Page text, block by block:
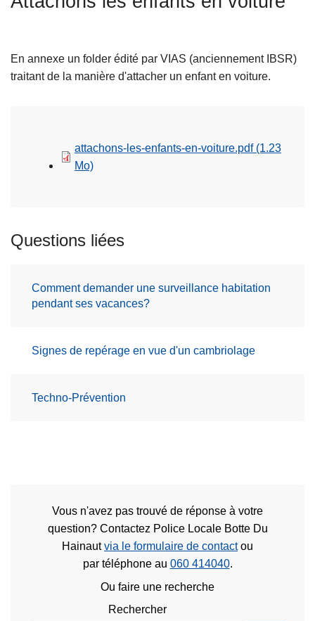
En annexe un folder édité par VIAS (anciennement IBSR)
traitant de la manière d'attacher un enfant en voiture.
attachons-les-enfants-en-voiture.pdf (1.23
Mo)
Questions liées
Comment demander une surveillance habitation
pendant ses vacances?
Signes de repérage en vue d'un cambriolage
Techno-Prévention
Vous n'avez pas trouvé de réponse à votre
question? Contactez Police Locale Botte Du
Hainautvia le formulaire de contactou
par téléphone au 060 414040.
Ou faire une recherche
Rechercher